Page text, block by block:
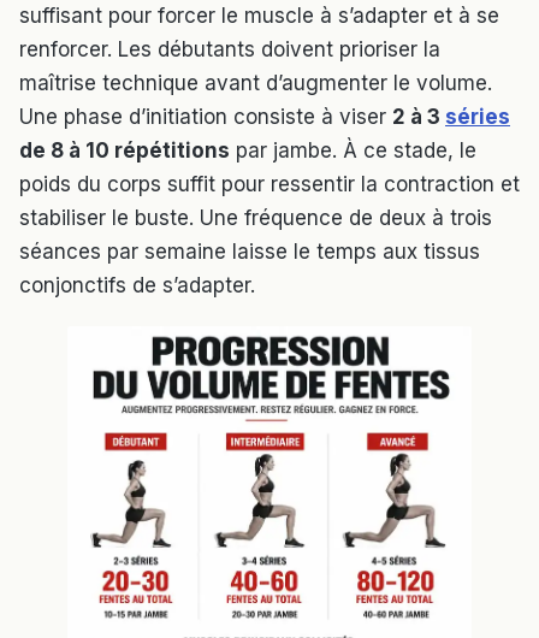
suffisant pour forcer le muscle à s’adapter et à se
renforcer. Les débutants doivent prioriser la
maîtrise technique avant d’augmenter le volume.
Une phase d’initiation consiste à viser 2 à 3 séries
de 8 à 10 répétitions par jambe. À ce stade, le
poids du corps suffit pour ressentir la contraction et
stabiliser le buste. Une fréquence de deux à trois
séances par semaine laisse le temps aux tissus
conjonctifs de s’adapter.